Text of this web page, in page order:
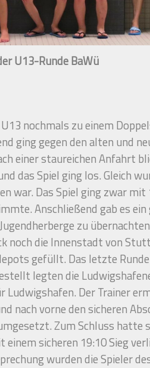
U13-Runde BaWü
nochmals zu einem
ging gegen den alten und
einer staureichen Anfahrt
das Spiel ging los. Gleich
war. Das Spiel ging zwar
Anschließend gab es
zu
noch die Innenstadt von
gefüllt. Das letzte
legten die
Der Trainer
nach vorne den sicheren
Zum Schluss hatte
sicheren 19:10 Sieg
wurden die Spieler